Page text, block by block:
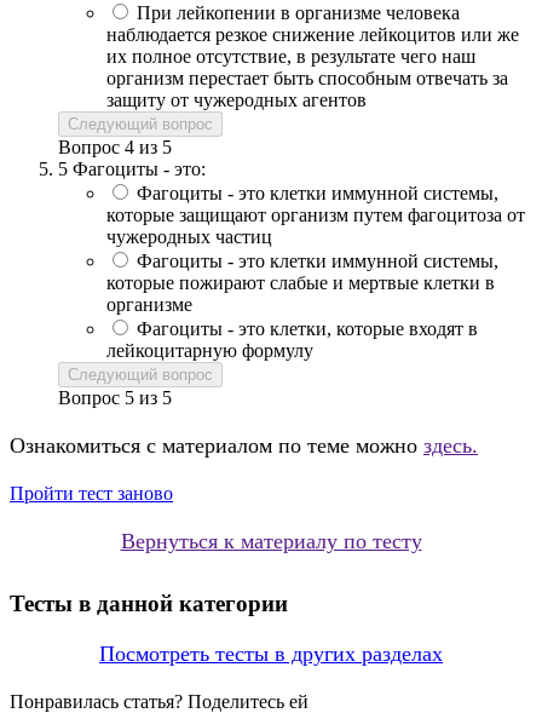
При лейкопении в организме человека
наблюдается резкое снижение лейкоцитов или же
их полное отсутствие, в результате чего наш
организм перестает быть способным отвечать за
защиту от чужеродных агентов
Следующий вопрос
Вопрос 4 из 5
5 Фагоциты - это:
Фагоциты - это клетки иммунной системы,
которые защищают организм путем фагоцитоза от
чужеродных частиц
Фагоциты - это клетки иммунной системы,
которые пожирают слабые и мертвые клетки в
организме
Фагоциты - это клетки, которые входят в
лейкоцитарную формулу
Следующий вопрос
Вопрос 5 из 5
Ознакомиться с материалом по теме можно здесь.
Пройти тест заново
Вернуться к материалу по тесту
Тесты в данной категории
Посмотреть тесты в других разделах
Понравилась статья? Поделитесь ей